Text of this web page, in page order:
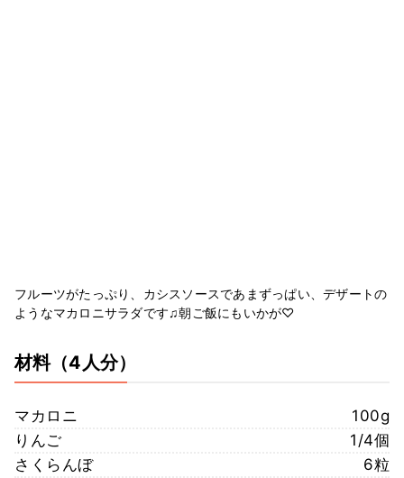
フルーツがたっぷり、カシスソースであまずっぱい、デザートの
ようなマカロニサラダです♫朝ご飯にもいかが♡
材料（4人分）
マカロニ
100g
りんご
1/4個
さくらんぼ
6粒